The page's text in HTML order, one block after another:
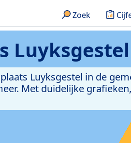
Zoek
Luyksgestel
Luyksgestel in de
Met duidelijke